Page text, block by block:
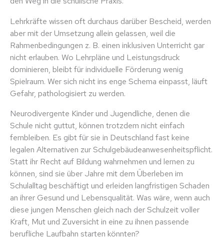
Lehrkräfte wissen oft durchaus darüber Bescheid, werden
aber mit der Umsetzung allein gelassen, weil die
Rahmenbedingungen z. B. einen inklusiven Unterricht gar
nicht erlauben. Wo Lehrpläne und Leistungsdruck
dominieren, bleibt für individuelle Förderung wenig
Spielraum. Wer sich nicht ins enge Schema einpasst, läuft
Gefahr, pathologisiert zu werden.
Neurodivergente Kinder und Jugendliche, denen die
Schule nicht guttut, können trotzdem nicht einfach
fernbleiben. Es gibt für sie in Deutschland fast keine
legalen Alternativen zur Schulgebäudeanwesenheitspflicht.
Statt ihr Recht auf Bildung wahrnehmen und lernen zu
können, sind sie über Jahre mit dem Überleben im
Schulalltag beschäftigt und erleiden langfristigen Schaden
an ihrer Gesund und Lebensqualität. Was wäre, wenn auch
diese jungen Menschen gleich nach der Schulzeit voller
Kraft, Mut und Zuversicht in eine zu ihnen passende
berufliche Laufbahn starten könnten?